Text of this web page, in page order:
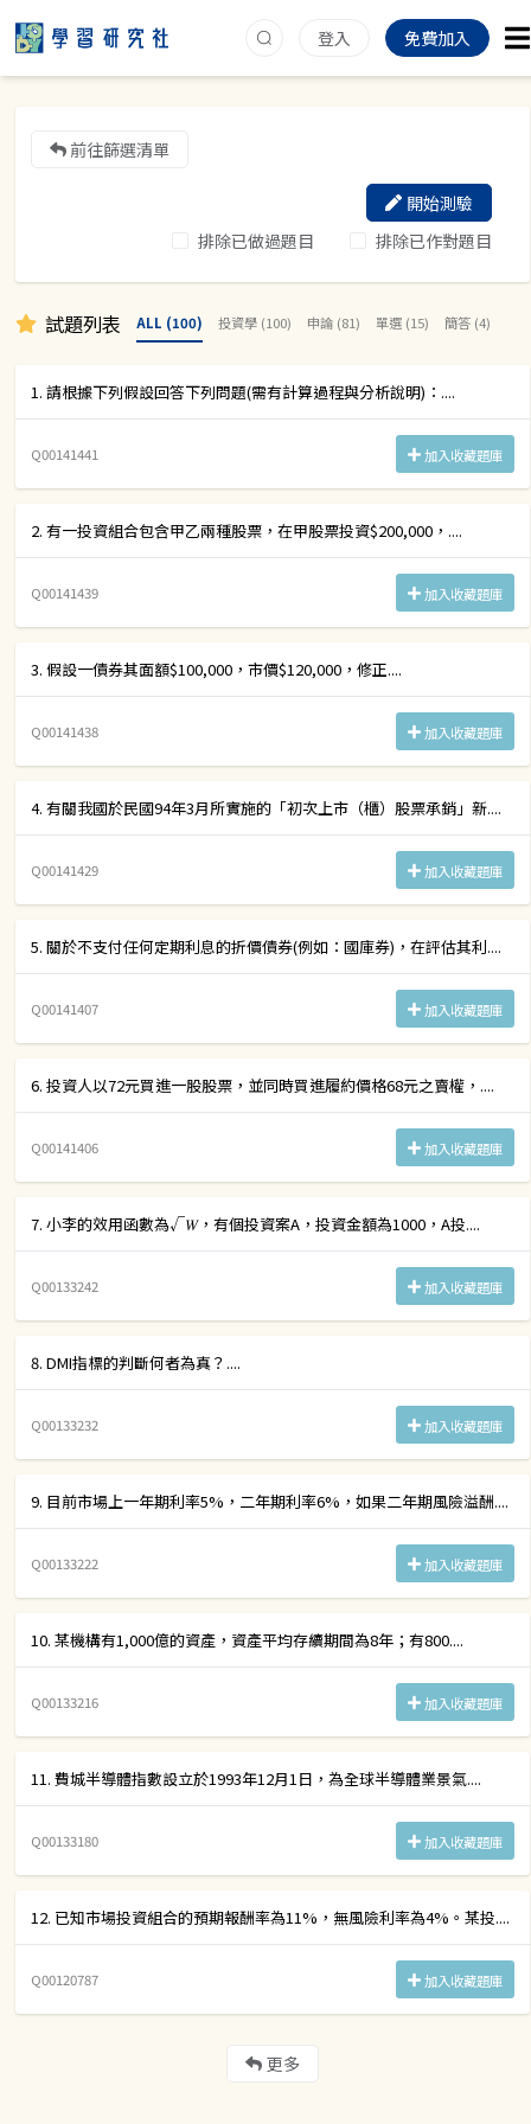
登入 免費加入
前往篩選清單
排除已做過題目 排除已作對題目
開始測驗
試題列表 ALL (100) 投資學 (100) 申論 (81) 單選 (15) 簡答 (4)
1. 請根據下列假設回答下列問題(需有計算過程與分析說明)：....
Q00141441 加入收藏題庫
2. 有一投資組合包含甲乙兩種股票，在甲股票投資$200,000，....
Q00141439 加入收藏題庫
3. 假設一債券其面額$100,000，市價$120,000，修正....
Q00141438 加入收藏題庫
4. 有關我國於民國94年3月所實施的「初次上市（櫃）股票承銷」新....
Q00141429 加入收藏題庫
5. 關於不支付任何定期利息的折價債券(例如：國庫券)，在評估其利....
Q00141407 加入收藏題庫
6. 投資人以72元買進一股股票，並同時買進履約價格68元之賣權，....
Q00141406 加入收藏題庫
7. 小李的效用函數為√𝑊，有個投資案A，投資金額為1000，A投....
Q00133242 加入收藏題庫
8. DMI指標的判斷何者為真？....
Q00133232 加入收藏題庫
9. 目前市場上一年期利率5%，二年期利率6%，如果二年期風險溢酬....
Q00133222 加入收藏題庫
10. 某機構有1,000億的資產，資產平均存續期間為8年；有800....
Q00133216 加入收藏題庫
11. 費城半導體指數設立於1993年12月1日，為全球半導體業景氣....
Q00133180 加入收藏題庫
12. 已知市場投資組合的預期報酬率為11%，無風險利率為4%。某投....
Q00120787 加入收藏題庫
更多